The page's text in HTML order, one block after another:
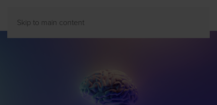
Skip to main content